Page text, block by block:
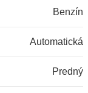
Benzín
Automatická
Predný